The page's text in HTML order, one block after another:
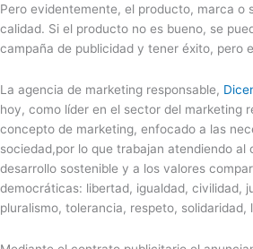
Pero evidentemente, el producto, marca o
calidad. Si el producto no es bueno, se
campaña de publicidad y tener éxito, pero
La agencia de marketing responsable,
hoy, como líder en el sector del marketing
concepto de marketing, enfocado a las
sociedad,por lo que trabajan atendiendo al
desarrollo sostenible y a los valores
democráticas: libertad, igualdad, civilidad,
pluralismo, tolerancia, respeto, solidaridad,